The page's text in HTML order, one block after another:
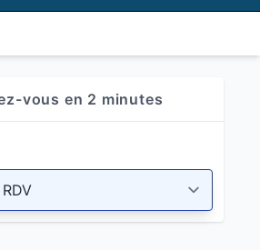
vous en 2 minutes